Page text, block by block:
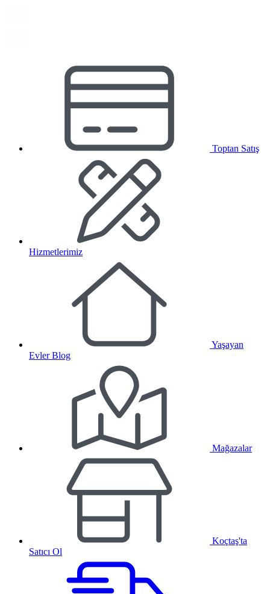
Toptan Satış
Hizmetlerimiz
Yaşayan
Evler Blog
Mağazalar
Koçtaş'ta
Satıcı Ol